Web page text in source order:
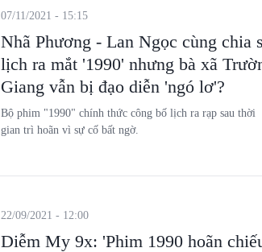
Nhã Phương - Lan Ngọc cùng chia
lịch ra mắt '1990' nhưng bà xã
Giang vẫn bị đạo diễn 'ngó lơ'?
07/11/2021 - 15:15
Bộ phim "1990" chính thức công bố lịch ra rạp sau thời
gian trì hoãn vì sự cố bất ngờ.
Diễm My 9x: 'Phim 1990 hoãn
22/09/2021 - 12:00